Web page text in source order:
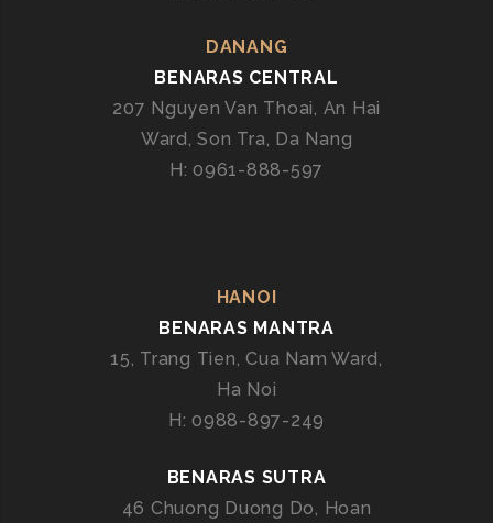
DANANG
BENARAS CENTRAL
207 Nguyen Van Thoai, An Hai
Ward, Son Tra, Da Nang
H: 0961-888-597
HANOI
BENARAS MANTRA
15, Trang Tien, Cua Nam Ward,
Ha Noi
H: 0988-897-249
BENARAS SUTRA
46 Chuong Duong Do, Hoan